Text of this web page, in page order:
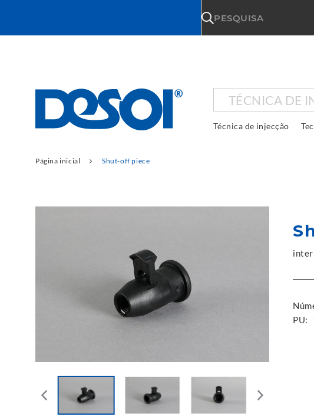
PESQUISA
TÉCNICA DE
Técnica de injecção
Página inicial Shut-off piece
PU: